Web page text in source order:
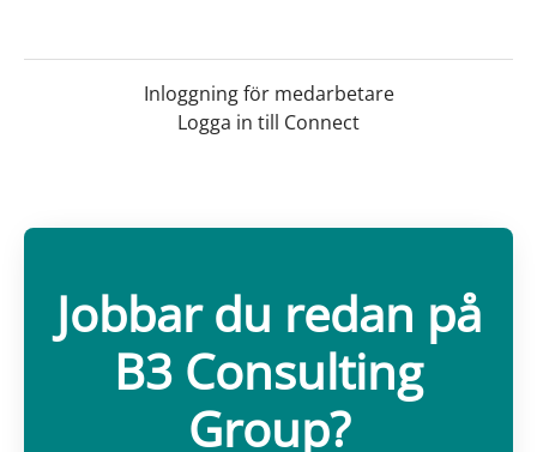
Inloggning för medarbetare
Logga in till Connect
Jobbar du redan på
B3 Consulting
Group?